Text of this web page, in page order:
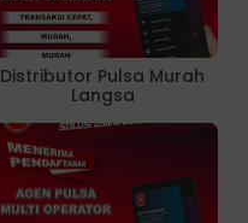
Distributor Pulsa Murah
Langsa